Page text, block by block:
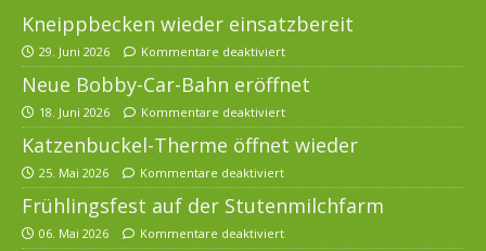
Kneippbecken wieder einsatzbereit
29. Juni 2026 Kommentare deaktiviert
Neue Bobby-Car-Bahn eröffnet
18. Juni 2026 Kommentare deaktiviert
Katzenbuckel-Therme öffnet wieder
25. Mai 2026 Kommentare deaktiviert
Frühlingsfest auf der Stutenmilchfarm
06. Mai 2026 Kommentare deaktiviert